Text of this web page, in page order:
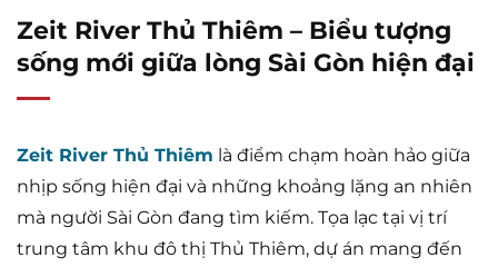
Zeit River Thủ Thiêm – Biểu tượng
sống mới giữa lòng Sài Gòn hiện đại
Zeit River Thủ Thiêm là điểm chạm hoàn hảo giữa
nhịp sống hiện đại và những khoảng lặng an nhiên
mà người Sài Gòn đang tìm kiếm. Tọa lạc tại vị trí
trung tâm khu đô thị Thủ Thiêm, dự án mang đến